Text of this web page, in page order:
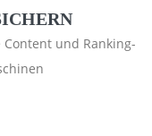
und Ranking-